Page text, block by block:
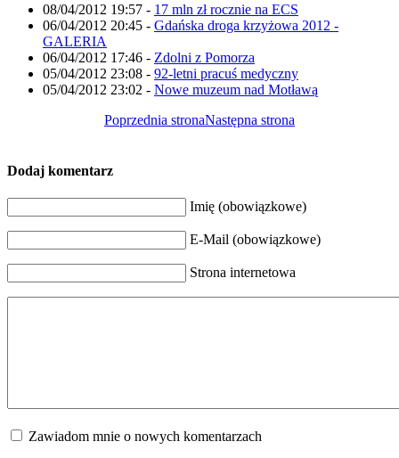
08/04/2012 19:57 - 17 mln zł rocznie na ECS
06/04/2012 20:45 - Gdańska droga krzyżowa 2012 -
GALERIA
06/04/2012 17:46 - Zdolni z Pomorza
05/04/2012 23:08 - 92-letni pracuś medyczny
05/04/2012 23:02 - Nowe muzeum nad Motławą
Poprzednia stronaNastępna strona
Dodaj komentarz
Imię (obowiązkowe)
E-Mail (obowiązkowe)
Strona internetowa
Zawiadom mnie o nowych komentarzach